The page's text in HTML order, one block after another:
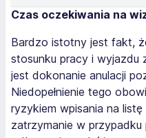
Czas oczekiwania na
Bardzo istotny jest fakt,
stosunku pracy i wyjazdu
jest dokonanie anulacji
Niedopełnienie tego
ryzykiem wpisania na
zatrzymanie w